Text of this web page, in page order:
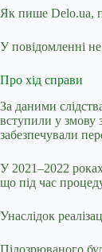
Як пише Delo.ua,
У повідомленні не
Про хід справи
За даними
вступили у змову
забезпечували
У 2021–2022 роках
що під час
Унаслідок
Підозрюваного